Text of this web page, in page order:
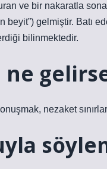
ve bir nakaratla
beyit”) gelmiştir. Batı
bilinmektedir.
ne
nezaket